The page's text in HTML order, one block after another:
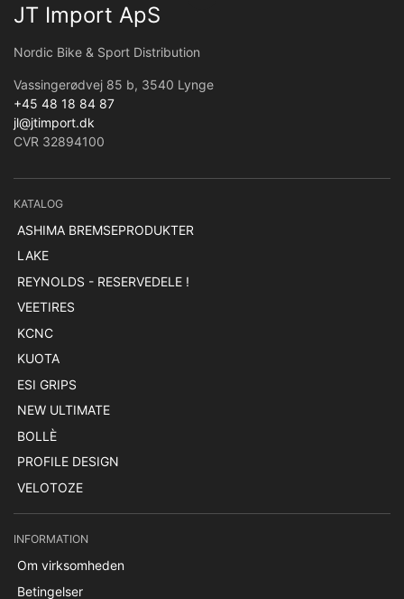
JT Import ApS
Nordic Bike & Sport Distribution
Vassingerødvej 85 b, 3540 Lynge
+45 48 18 84 87
jl@jtimport.dk
CVR 32894100
KATALOG
ASHIMA BREMSEPRODUKTER
LAKE
REYNOLDS - RESERVEDELE !
VEETIRES
KCNC
KUOTA
ESI GRIPS
NEW ULTIMATE
BOLLÈ
PROFILE DESIGN
VELOTOZE
INFORMATION
Om virksomheden
Betingelser